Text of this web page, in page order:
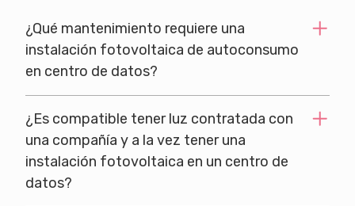
¿Qué mantenimiento requiere una
instalación fotovoltaica de autoconsumo
en centro de datos?
¿Es compatible tener luz contratada con
una compañía y a la vez tener una
instalación fotovoltaica en un centro de
datos?